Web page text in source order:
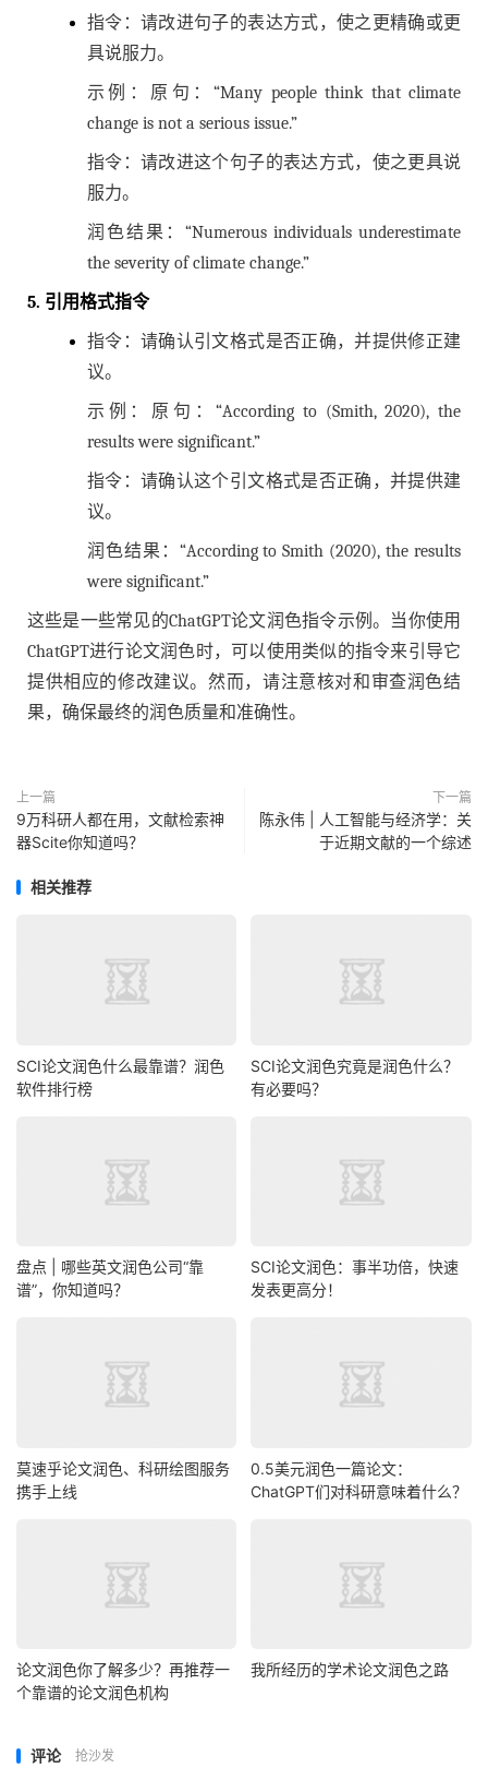
指令：请改进句子的表达方式，使之更精确或更
具说服力。
示例：原句：“Many people think that climate
change is not a serious issue.”
指令：请改进这个句子的表达方式，使之更具说
服力。
润色结果：“Numerous individuals underestimate
the severity of climate change.”
5. 引用格式指令
指令：请确认引文格式是否正确，并提供修正建
议。
示例：原句：“According to (Smith, 2020), the
results were significant.”
指令：请确认这个引文格式是否正确，并提供建
议。
润色结果：“According to Smith (2020), the results
were significant.”
这些是一些常见的ChatGPT论文润色指令示例。当你使用
ChatGPT进行论文润色时，可以使用类似的指令来引导它
提供相应的修改建议。然而，请注意核对和审查润色结
果，确保最终的润色质量和准确性。
上一篇
9万科研人都在用，文献检索神
器Scite你知道吗？
下一篇
陈永伟 | 人工智能与经济学：关
于近期文献的一个综述
相关推荐
SCI论文润色什么最靠谱？润色
软件排行榜
SCI论文润色究竟是润色什么？
有必要吗？
盘点 | 哪些英文润色公司“靠
谱”，你知道吗？
SCI论文润色：事半功倍，快速
发表更高分！
莫速乎论文润色、科研绘图服务
携手上线
0.5美元润色一篇论文：
ChatGPT们对科研意味着什么？
论文润色你了解多少？再推荐一
个靠谱的论文润色机构
我所经历的学术论文润色之路
评论 抢沙发